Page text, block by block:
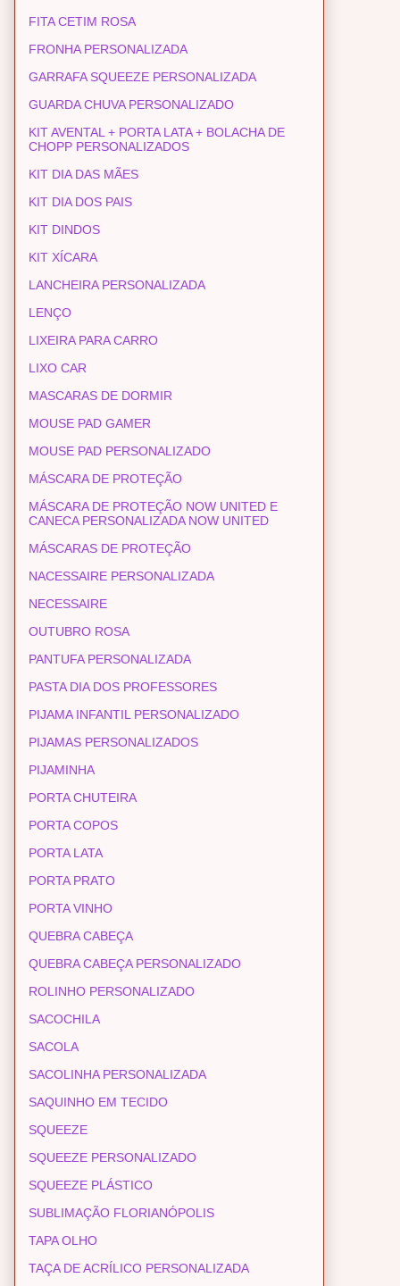
FITA CETIM ROSA
FRONHA PERSONALIZADA
GARRAFA SQUEEZE PERSONALIZADA
GUARDA CHUVA PERSONALIZADO
KIT AVENTAL + PORTA LATA + BOLACHA DE
CHOPP PERSONALIZADOS
KIT DIA DAS MÃES
KIT DIA DOS PAIS
KIT DINDOS
KIT XÍCARA
LANCHEIRA PERSONALIZADA
LENÇO
LIXEIRA PARA CARRO
LIXO CAR
MASCARAS DE DORMIR
MOUSE PAD GAMER
MOUSE PAD PERSONALIZADO
MÁSCARA DE PROTEÇÃO
MÁSCARA DE PROTEÇÃO NOW UNITED E
CANECA PERSONALIZADA NOW UNITED
MÁSCARAS DE PROTEÇÃO
NACESSAIRE PERSONALIZADA
NECESSAIRE
OUTUBRO ROSA
PANTUFA PERSONALIZADA
PASTA DIA DOS PROFESSORES
PIJAMA INFANTIL PERSONALIZADO
PIJAMAS PERSONALIZADOS
PIJAMINHA
PORTA CHUTEIRA
PORTA COPOS
PORTA LATA
PORTA PRATO
PORTA VINHO
QUEBRA CABEÇA
QUEBRA CABEÇA PERSONALIZADO
ROLINHO PERSONALIZADO
SACOCHILA
SACOLA
SACOLINHA PERSONALIZADA
SAQUINHO EM TECIDO
SQUEEZE
SQUEEZE PERSONALIZADO
SQUEEZE PLÁSTICO
SUBLIMAÇÃO FLORIANÓPOLIS
TAPA OLHO
TAÇA DE ACRÍLICO PERSONALIZADA